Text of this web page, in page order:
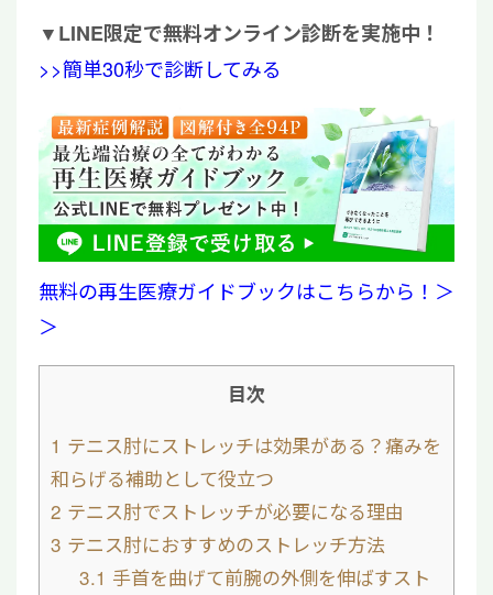
▼LINE限定で無料オンライン診断を実施中！
>>簡単30秒で診断してみる
無料の再生医療ガイドブックはこちらから！＞
＞
目次
1 テニス肘にストレッチは効果がある？痛みを
和らげる補助として役立つ
2 テニス肘でストレッチが必要になる理由
3 テニス肘におすすめのストレッチ方法
3.1 手首を曲げて前腕の外側を伸ばすスト